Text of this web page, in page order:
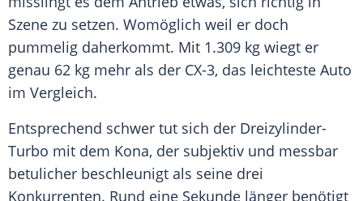
Szene zu setzen. Womöglich weil er doch
pummelig daherkommt. Mit 1.309 kg wiegt er
genau 62 kg mehr als der CX-3, das leichteste Auto
im Vergleich.
Entsprechend schwer tut sich der Dreizylinder-
Turbo mit dem Kona, der subjektiv und messbar
betulicher beschleunigt als seine drei
Konkurrenten. Rund eine Sekunde länger benötigt